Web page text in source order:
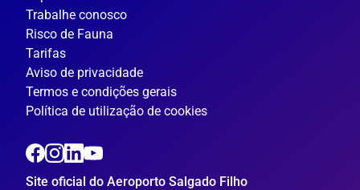
Trabalhe conosco
Risco de Fauna
Tarifas
Aviso de privacidade
Termos e condições gerais
Política de utilização de cookies
Site oficial do Aeroporto Salgado Filho